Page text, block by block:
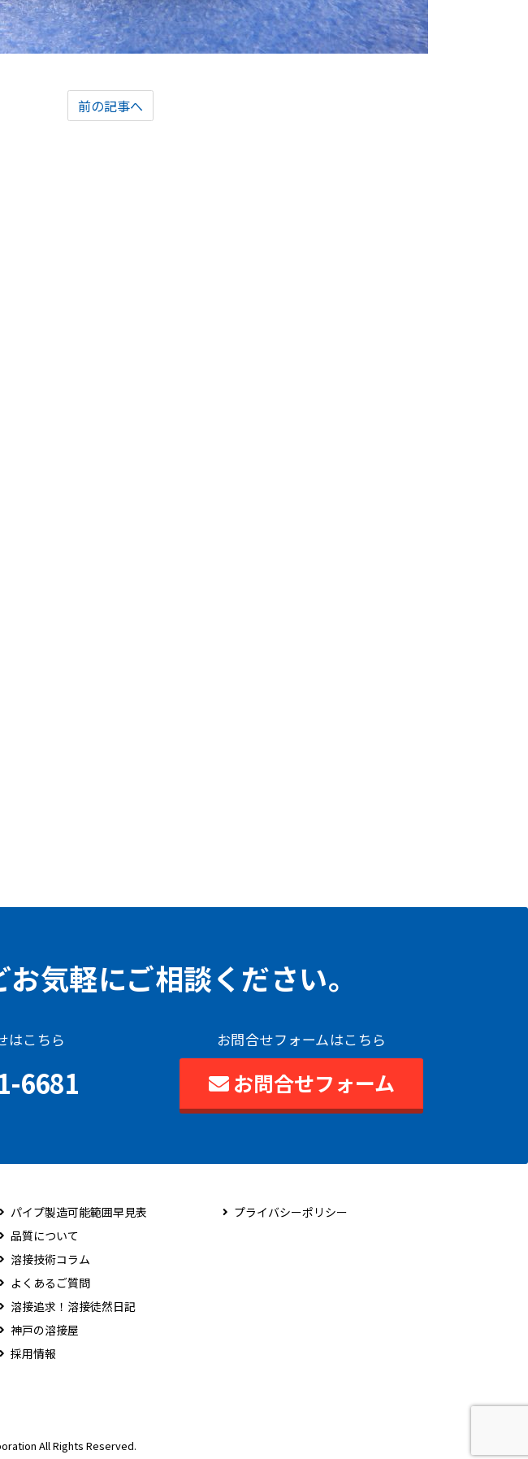
前の記事へ
気軽にご相談ください。
はこちら
6681
お問合せフォームはこちら
お問合せフォーム
パイプ製造可能範囲早見表
品質について
溶接技術コラム
よくあるご質問
溶接追求！溶接徒然日記
神戸の溶接屋
採用情報
プライバシーポリシー
All Rights Reserved.